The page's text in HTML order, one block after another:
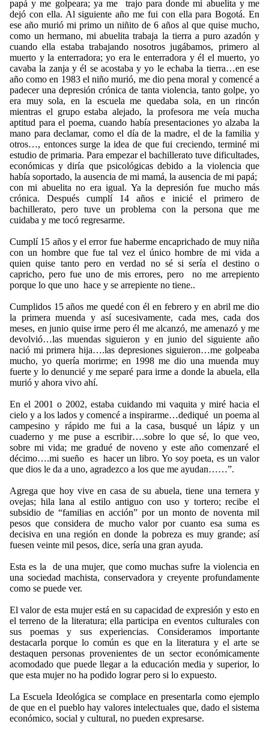
papá y me golpeara; ya me trajo para donde mi abuelita y me
dejó con ella. Al siguiente año me fui con ella para Bogotá. En
ese año murió mi primo un niñito de 6 años al que quise mucho,
como un hermano, mi abuelita trabaja la tierra a puro azadón y
cuando ella estaba trabajando nosotros jugábamos, primero al
muerto y la enterradora; yo era le enterradora y él el muerto, yo
cavaba la zanja y él se acostaba y yo le echaba la tierra…en ese
año como en 1983 el niño murió, me dio pena moral y comencé a
padecer una depresión crónica de tanta violencia, tanto golpe, yo
era muy sola, en la escuela me quedaba sola, en un rincón
mientras el grupo estaba alejado, la profesora me veía mucha
aptitud para el poema, cuando había presentaciones yo alzaba la
mano para declamar, como el día de la madre, el de la familia y
otros…, entonces surge la idea de que fui creciendo, terminé mi
estudio de primaria. Para empezar el bachillerato tuve dificultades,
económicas y diría que psicológicas debido a la violencia que
había soportado, la ausencia de mi mamá, la ausencia de mi papá;
con mi abuelita no era igual. Ya la depresión fue mucho más
crónica. Después cumplí 14 años e inicié el primero de
bachillerato, pero tuve un problema con la persona que me
cuidaba y me tocó regresarme.
Cumplí 15 años y el error fue haberme encaprichado de muy niña
con un hombre que fue tal vez el único hombre de mi vida a
quien quise tanto pero en verdad no sé si sería el destino o
capricho, pero fue uno de mis errores, pero no me arrepiento
porque lo que uno hace y se arrepiente no tiene..
Cumplidos 15 años me quedé con él en febrero y en abril me dio
la primera muenda y así sucesivamente, cada mes, cada dos
meses, en junio quise irme pero él me alcanzó, me amenazó y me
devolvió…las muendas siguieron y en junio del siguiente año
nació mi primera hija….las depresiones siguieron…me golpeaba
mucho, yo quería morirme; en 1998 me dio una muenda muy
fuerte y lo denuncié y me separé para irme a donde la abuela, ella
murió y ahora vivo ahí.
En el 2001 o 2002, estaba cuidando mi vaquita y miré hacia el
cielo y a los lados y comencé a inspirarme…dediqué un poema al
campesino y rápido me fui a la casa, busqué un lápiz y un
cuaderno y me puse a escribir….sobre lo que sé, lo que veo,
sobre mi vida; me gradué de noveno y este año comenzaré el
décimo….mi sueño es hacer un libro. Yo soy poeta, es un valor
que dios le da a uno, agradezco a los que me ayudan……”.
Agrega que hoy vive en casa de su abuela, tiene una ternera y
ovejas; hila lana al estilo antiguo con uso y tortero; recibe el
subsidio de “familias en acción” por un monto de noventa mil
pesos que considera de mucho valor por cuanto esa suma es
decisiva en una región en donde la pobreza es muy grande; así
fuesen veinte mil pesos, dice, sería una gran ayuda.
Esta es la de una mujer, que como muchas sufre la violencia en
una sociedad machista, conservadora y creyente profundamente
como se puede ver.
El valor de esta mujer está en su capacidad de expresión y esto en
el terreno de la literatura; ella participa en eventos culturales con
sus poemas y sus experiencias. Consideramos importante
destacarla porque lo común es que en la literatura y el arte se
destaquen personas provenientes de un sector económicamente
acomodado que puede llegar a la educación media y superior, lo
que esta mujer no ha podido lograr pero si lo expuesto.
La Escuela Ideológica se complace en presentarla como ejemplo
de que en el pueblo hay valores intelectuales que, dado el sistema
económico, social y cultural, no pueden expresarse.